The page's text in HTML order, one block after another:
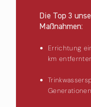
Die Top 3
Maßnahmen:
Errichtung
km